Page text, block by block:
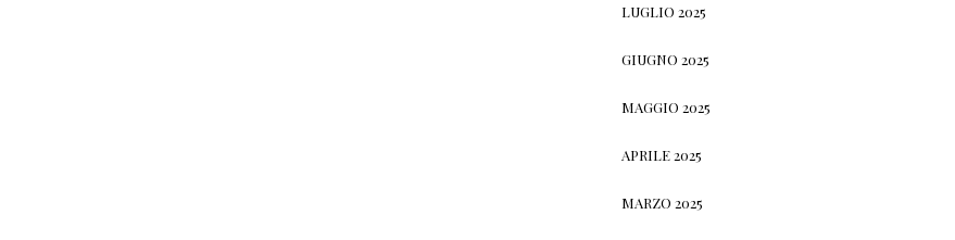
LUGLIO 2025
GIUGNO 2025
MAGGIO 2025
APRILE 2025
MARZO 2025